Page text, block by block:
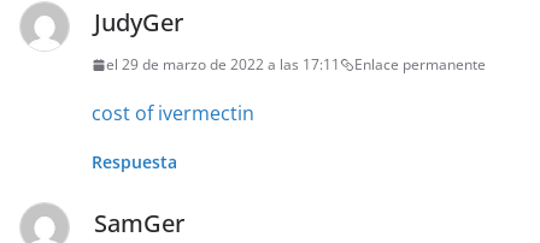
JudyGer
el 29 de marzo de 2022 a las 17:11 Enlace permanente
cost of ivermectin
Respuesta
SamGer